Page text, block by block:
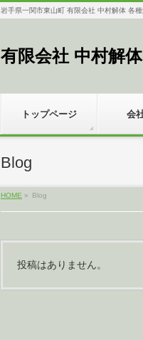
岩手県一関市東山町 有限会社 中村解体 各
有限会社 中村解体
トップページ 会
Blog
HOME » Blog
投稿はありません。